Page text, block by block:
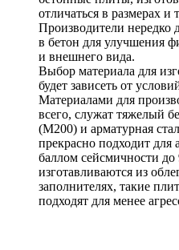
отличаться в размерах и
Производители нередко
в бетон для улучшения
и внешнего вида.
Выбор материала для
будет зависеть от
Материалами для
всего, служат тяжелый
(М200) и арматурная
прекрасно подходит для
баллом сейсмичности
изготавливаются из
заполнителях, такие
подходят для менее